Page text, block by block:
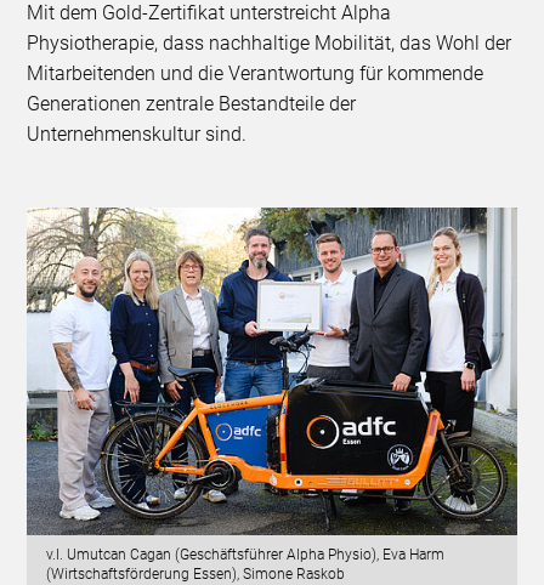
Mit dem Gold-Zertifikat unterstreicht Alpha
Physiotherapie, dass nachhaltige Mobilität, das Wohl der
Mitarbeitenden und die Verantwortung für kommende
Generationen zentrale Bestandteile der
Unternehmenskultur sind.
v.l. Umutcan Cagan (Geschäftsführer Alpha Physio), Eva Harm
(Wirtschaftsförderung Essen), Simone Raskob